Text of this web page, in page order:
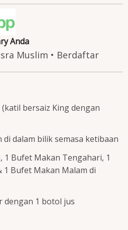
Anda
Muslim • Berdaftar
bersaiz King dengan
dalam bilik semasa ketibaan
1 Bufet Makan Tengahari, 1
Bufet Makan Malam di
dengan 1 botol jus